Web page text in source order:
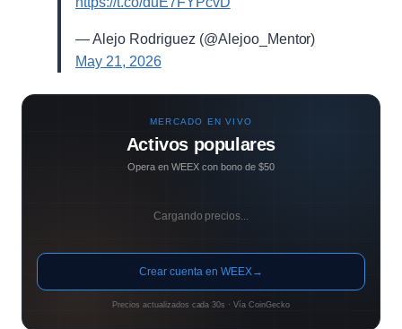
— Alejo Rodriguez (@Alejoo_Mentor)
May 21, 2026
MERCADO EN VIVO
Activos populares
Opera en WEEX con bono de $50
Cargando precios...
Crear cuenta en WEEX→
Precios actualizados cada 30s · Vía CoinGecko